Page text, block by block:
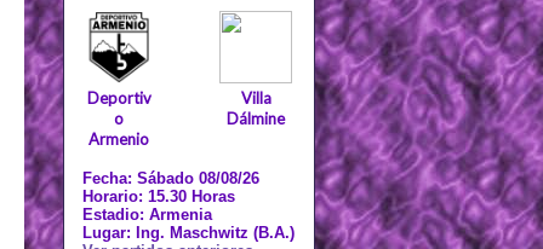
Deportiv
o
Armenio
Villa
Dálmine
Fecha: Sábado 08/08/26
Horario: 15.30 Horas
Estadio: Armenia
Lugar: Ing. Maschwitz (B.A.)